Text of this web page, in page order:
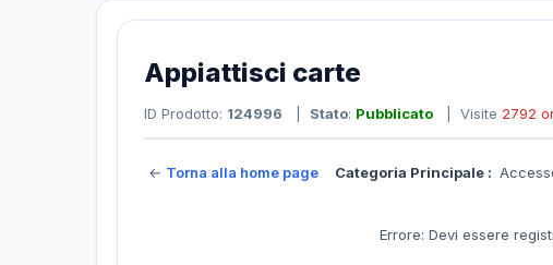
Appiattisci carte
ID Prodotto: 124996 Stato: Pubblicato | Visite 2792
← Torna alla home page Categoria Principale :
Errore: Devi essere